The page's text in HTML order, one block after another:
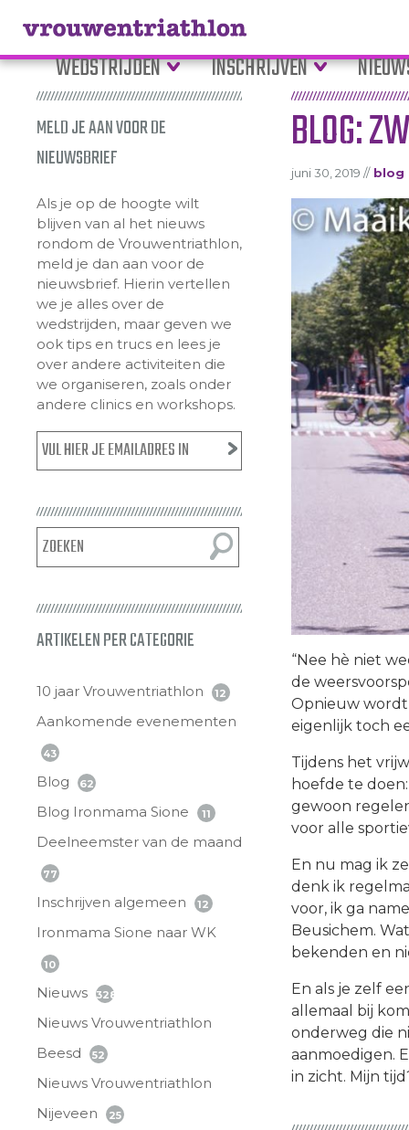
WEDSTRIJDEN INSCHRIJVEN
MELD JE AAN VOOR DE
NIEUWSBRIEF
Als je op de hoogte wilt
blijven van al het nieuws
rondom de Vrouwentriathlon,
meld je dan aan voor de
nieuwsbrief. Hierin vertellen
we je alles over de
wedstrijden, maar geven we
ook tips en trucs en lees je
over andere activiteiten die
we organiseren, zoals onder
andere clinics en workshops.
ARTIKELEN PER CATEGORIE
10 jaar Vrouwentriathlon 12
Aankomende evenementen
43
Blog 62
Blog Ironmama Sione 11
Deelneemster van de maand
77
Inschrijven algemeen 12
Ironmama Sione naar WK
10
Nieuws 328
Nieuws Vrouwentriathlon
Beesd
52
Nieuws Vrouwentriathlon
Nijeveen
25
BLOG:
juni 30, 2019 // blog
“Nee hè niet
de
Opnieuw wordt
eigenlijk toch
Tijdens het
hoefde te
gewoon
voor alle
En nu mag ik
denk ik
voor, ik ga
Beusichem.
bekenden en
En als je zelf
allemaal bij
onderweg die
aanmoedigen.
in zicht. Mijn